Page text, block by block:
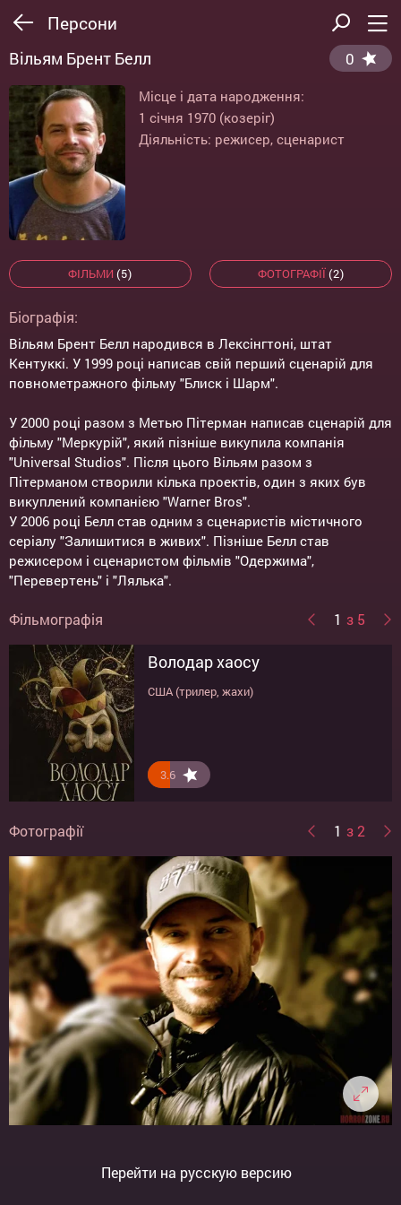
Персони
Вільям Брент Белл 0
Місце і дата народження:
1 січня 1970 (козеріг)
Діяльність: режисер, сценарист
ФІЛЬМИ (5) ФОТОГРАФІЇ(2)
Біографія:
Вільям Брент Белл народився в Лексінгтоні, штат
Кентуккі. У 1999 році написав свій перший сценарій для
повнометражного фільму "Блиск і Шарм".
У 2000 році разом з Метью Пітерман написав сценарій для
фільму "Меркурій", який пізніше викупила компанія
"Universal Studios". Після цього Вільям разом з
Пітерманом створили кілька проектів, один з яких був
викуплений компанією "Warner Bros".
У 2006 році Белл став одним з сценаристів містичного
серіалу "Залишитися в живих". Пізніше Белл став
режисером і сценаристом фільмів "Одержима",
"Перевертень" і "Лялька".
Фільмографія 1 з 5
Володар хаосу
США (трилер, жахи)
3.6
Дитя темряви: Перша жертва
США (трилер, жахи)
6
Лялька 2: Брамс
США (трилер, жахи, містика)
4.7
Лялька
США (трилер, жахи)
8
Перевертень
США (жахи)
4.6
Фотографії 1 з 2
Перейти на русскую версию